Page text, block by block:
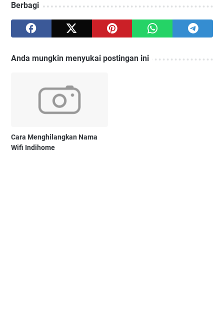
Berbagi
Anda mungkin menyukai postingan ini
Cara Menghilangkan Nama
Wifi Indihome